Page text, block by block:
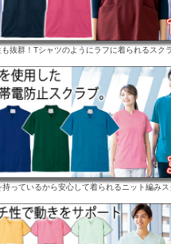
抜群！Tシャツのようにラフに着られるスク
っているから安心して着られるニット編みス